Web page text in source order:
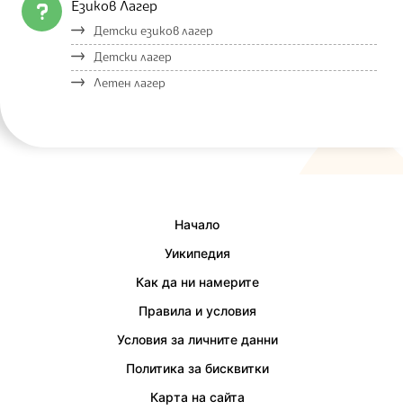
Езиков Лагер
Детски езиков лагер
Детски лагер
Летен лагер
Начало
Уикипедия
Как да ни намерите
Правила и условия
Условия за личните данни
Политика за бисквитки
Карта на сайта